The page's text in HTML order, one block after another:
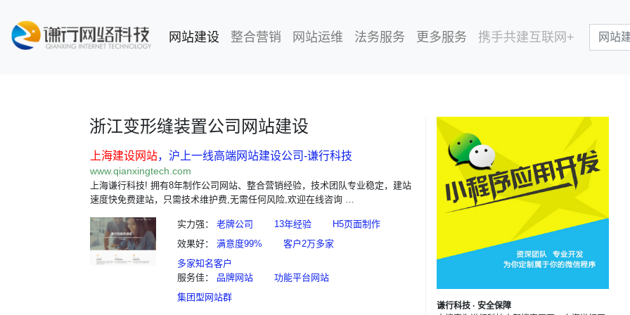
网站建设 (current)
整合营销 网站运维 法务服务 更多服务 携手共建互联网+
浙江变形缝装置公司网站建设
上海建设网站，沪上一线高端网站建设公司-谦行科技
www.qianxingtech.com
上海谦行科技! 拥有8年制作公司网站、整合营销经验，技术团队专业稳定，建站
速度快免费建站，只需技术维护费,无需任何风险,欢迎在线咨询 …
实力强： 老牌公司 13年经验
H5页面制作
效果好：
满意度99%
客户2万多家
多家知名客户
服务佳：
品牌网站
功能平台网站
集团型网站群
谦行科技 · 安全保障